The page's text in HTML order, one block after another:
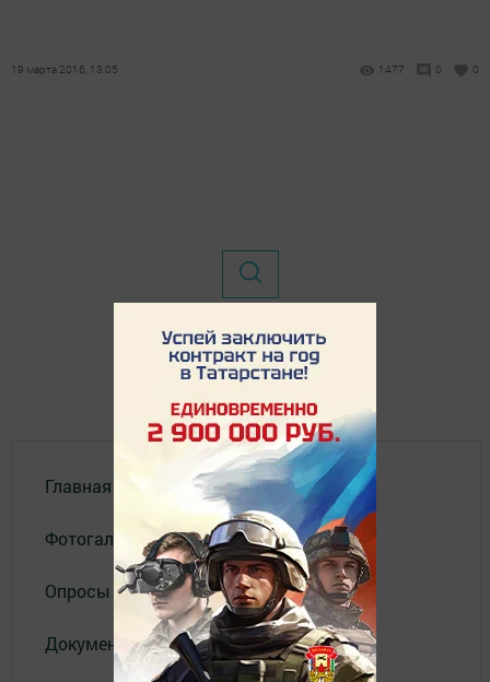
19 марта 2016, 13:05 1477 0 0
Главная
Фотогалереи
Опросы
Документы филиала